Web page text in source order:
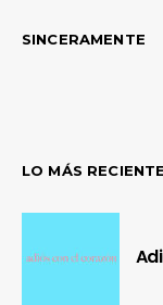
SINCERAMENTE
LO MÁS RECIENTE